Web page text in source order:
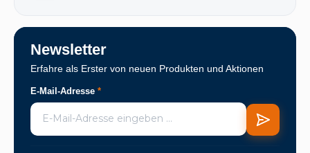
Newsletter
Erfahre als Erster von neuen Produkten und Aktionen
E-Mail-Adresse *